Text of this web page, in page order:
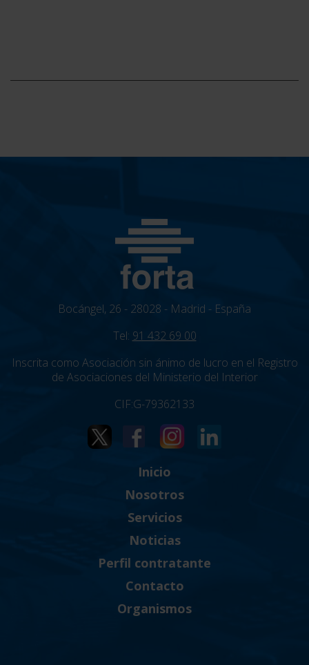
Bocángel, 26 - 28028 - Madrid - España
Tel: 91 432 69 00
Inscrita como Asociación sin ánimo de lucro en el Registro
de Asociaciones del Ministerio del Interior
CIF:G-79362133
Inicio
Nosotros
Servicios
Noticias
Perfil contratante
Contacto
Organismos